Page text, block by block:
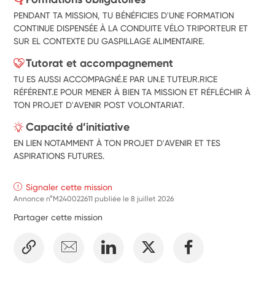
PENDANT TA MISSION, TU BÉNÉFICIES D'UNE FORMATION
CONTINUE DISPENSÉE À LA CONDUITE VÉLO TRIPORTEUR ET
SUR EL CONTEXTE DU GASPILLAGE ALIMENTAIRE.
Tutorat et accompagnement
TU ES AUSSI ACCOMPAGNÉ.E PAR UN.E TUTEUR.RICE
RÉFÉRENT.E POUR MENER À BIEN TA MISSION ET RÉFLÉCHIR À
TON PROJET D'AVENIR POST VOLONTARIAT.
Capacité d’initiative
EN LIEN NOTAMMENT À TON PROJET D'AVENIR ET TES
ASPIRATIONS FUTURES.
Signaler cette mission
Annonce n°M240022611 publiée le8 juillet 2026
Partager cette mission